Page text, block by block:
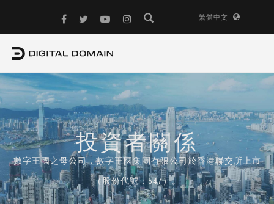
繁體中文
投資者關係
數字王國之母公司，數字王國集團有限公司於香港聯交所上市
（股份代號：547）。